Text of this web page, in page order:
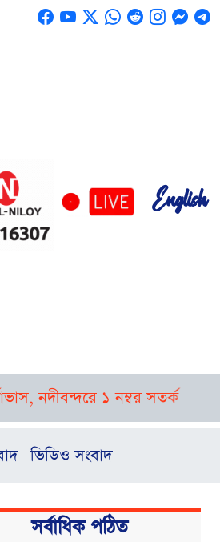
English
১ নম্বর সতর্ক সংকেত
ভিডিও সংবাদ
সর্বাধিক পঠিত